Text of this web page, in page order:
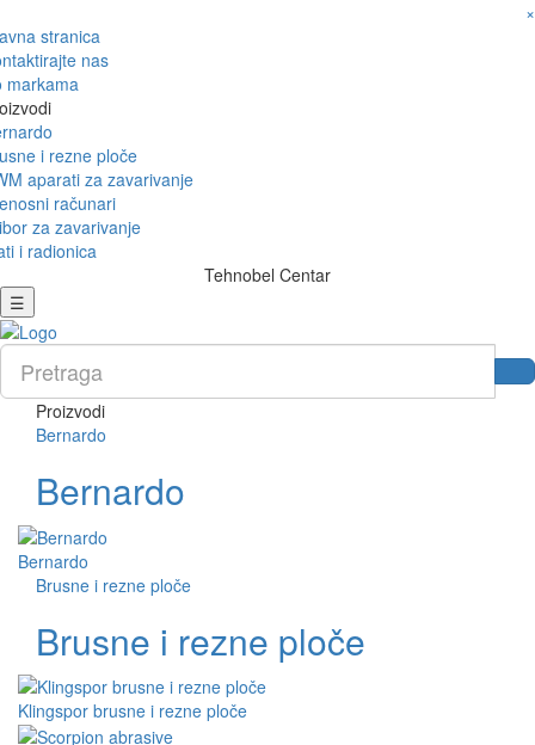
×
stranica
nas
markama
i rezne ploče
aparati za zavarivanje
računari
za zavarivanje
i radionica
Tehnobel Centar
☰
Proizvodi
Bernardo
Bernardo
Bernardo
Brusne i rezne ploče
Brusne i rezne ploče
Klingspor brusne i rezne ploče